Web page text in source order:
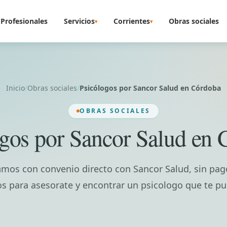
Profesionales Servicios▾ Corrientes▾ Obras sociales
Inicio/Obras sociales/Psicólogos por Sancor Salud en Córdoba
OBRAS SOCIALES
por Sancor Salud en
con convenio directo con Sancor Salud, sin
para asesorate y encontrar un psicologo que te